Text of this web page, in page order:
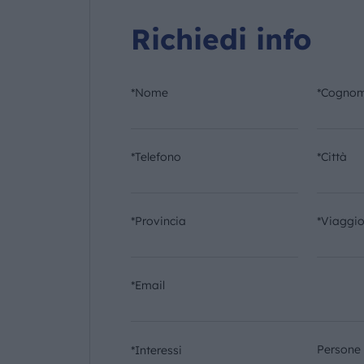
Richiedi info
*Nome
*Telefono *Città
*Provincia
*Email
*Interessi Persone